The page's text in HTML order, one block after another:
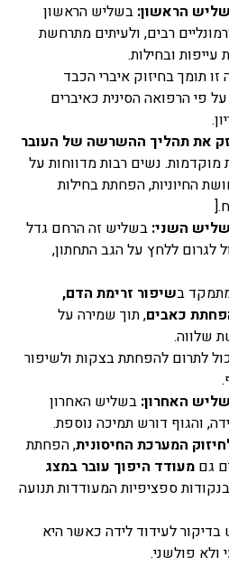
הראשון: בשליש הראשון
רבים, ולעיתים מתרחשת
עייפות ובחילות.
תומך בחיזוק איברי הכבד
פי הרפואה הסינית כאיברים
את תהליך ההשרשה של העובר
מוקדמות. נשים רבות מדווחות על
החיוניות, הפחתת בחילות
השני: בשליש זה הרחם גדל
לגרום ללחץ על הגב התחתון,
מתמקד בשיפור זרימת הדם,
כאבים, תוך שמירה על
שלווה.
לתרום להפחתת בצקות ולשיפור
האחרון: בשליש האחרון
והגוף דורש תמיכה נוספת.
המערכת החיסונית, הפחתת
גם מעודד היפוך עובר במצג
ספציפיות המעודדות תנועה
לעידוד לידה כאשר היא
פולשני.